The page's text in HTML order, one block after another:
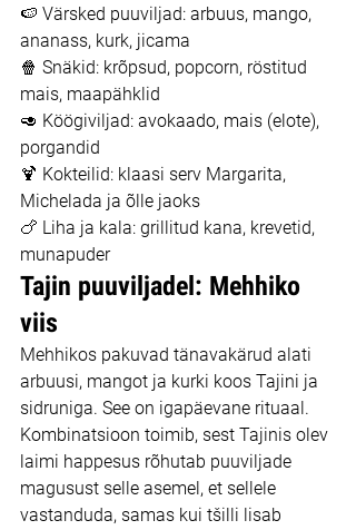
🍉 Värsked puuviljad: arbuus, mango,
ananass, kurk, jicama
🍿 Snäkid: krõpsud, popcorn, röstitud
mais, maapähklid
🥑 Köögiviljad: avokaado, mais (elote),
porgandid
🍹 Kokteilid: klaasi serv Margarita,
Michelada ja õlle jaoks
🍗 Liha ja kala: grillitud kana, krevetid,
munapuder
Tajin puuviljadel: Mehhiko
viis
Mehhikos pakuvad tänavakärud alati
arbuusi, mangot ja kurki koos Tajini ja
sidruniga. See on igapäevane rituaal.
Kombinatsioon toimib, sest Tajinis olev
laimi happesus rõhutab puuviljade
magusust selle asemel, et sellele
vastanduda, samas kui tšilli lisab